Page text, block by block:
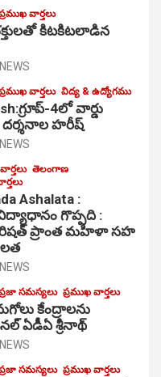
వార్తలు
కిటకిటలాడిన
వార్తలు విద్య & ఉద్యోగము
4లో వార్డు
హరీష్
తెలంగాణ
Ashalata :
గొప్పది :
ప్రాంత మహిళా సహ
సమస్యలు ప్రముఖ వార్తలు
కేంద్రాల‌ను
ఏడీఏ శ్రీనాథ్
సమస్యలు ప్రముఖ వార్తలు